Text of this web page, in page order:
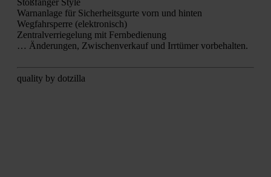
Stoß­fän­ger Style
Warn­an­la­ge für Sicher­heits­gur­te vorn und hin­ten
Weg­fahr­sper­re (elek­tro­nisch)
Zen­tral­ver­rie­ge­lung mit Fern­be­die­nung
… Ände­run­gen, Zwi­schen­ver­kauf und Irr­tü­mer vor­be­hal­ten.
qua­li­ty by dot­zil­la